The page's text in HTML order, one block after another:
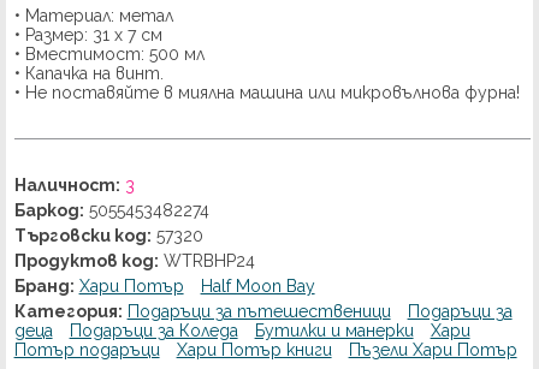
• Материал: метал
• Размер: 31 х 7 см
• Вместимост: 500 мл
• Капачка на винт.
• Не поставяйте в миялна машина или микровълнова фурна!
Наличност: 3
Баркод: 5055453482274
Търговски код: 57320
Продуктов код: WTRBHP24
Бранд: Хари Потър
Half Moon Bay
Категория: Подаръци за пътешественици
Подаръци за
деца
Подаръци за Коледа Бутилки и манерки
Хари
Потър подаръци
Хари Потър книги Пъзели Хари Потър